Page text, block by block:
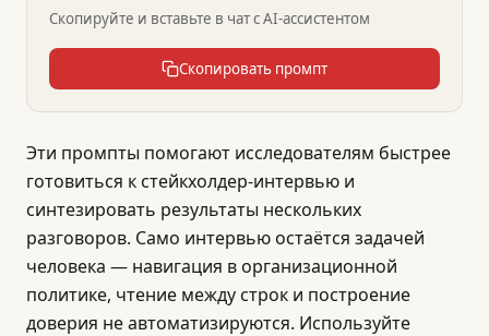
Скопируйте и вставьте в чат с AI-ассистентом
Скопировать промпт
Эти промпты помогают исследователям быстрее
готовиться к стейкхолдер-интервью и
синтезировать результаты нескольких
разговоров. Само интервью остаётся задачей
человека — навигация в организационной
политике, чтение между строк и построение
доверия не автоматизируются. Используйте